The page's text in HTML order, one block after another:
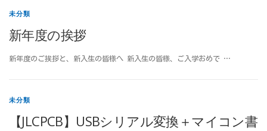
未分類
新年度の挨拶
新年度のご挨拶と、新入生の皆様へ 新入生の皆様、ご入学おめで …
未分類
【JLCPCB】USBシリアル変換＋マイコン書